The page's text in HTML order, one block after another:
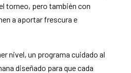
torneo, pero también con
a aportar frescura e
nivel, un programa cuidado al
diseñado para que cada